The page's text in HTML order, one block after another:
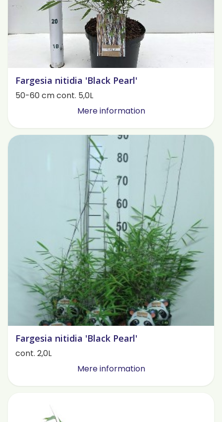
Fargesia nitidia 'Black Pearl'
50-60 cm cont. 5,0L
Mere information
Fargesia nitidia 'Black Pearl'
cont. 2,0L
Mere information